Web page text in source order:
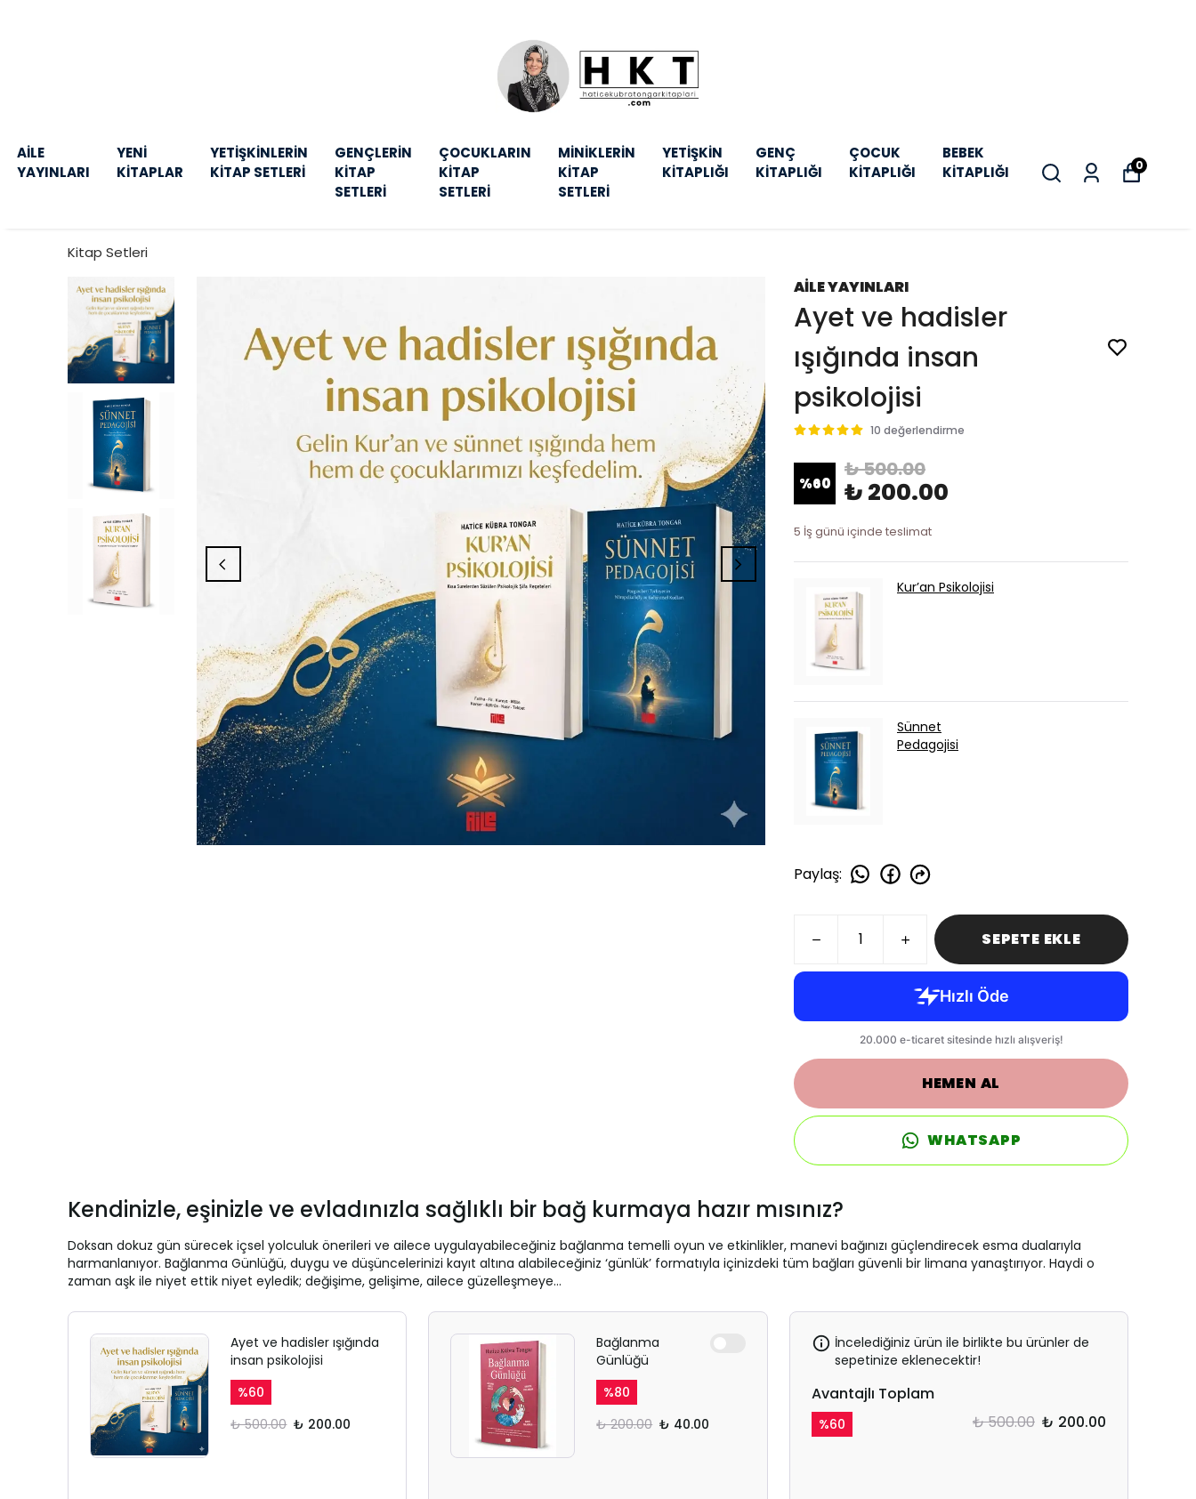
AİLE
YAYINLARI
YENİ
KİTAPLAR
YETİŞKİNLERİN
KİTAP SETLERİ
GENÇLERİN
KİTAP
SETLERİ
ÇOCUKLARIN
KİTAP
SETLERİ
MİNİKLERİN
KİTAP
SETLERİ
YETİŞKİN
KİTAPLIĞI
GENÇ
KİTAPLIĞI
ÇOCUK
KİTAPLIĞI
BEBEK
KİTAPLIĞI
0
Kitap Setleri
AİLE YAYINLARI
Ayet ve hadisler
ışığında insan
psikolojisi
10 değerlendirme
%60
₺ 500.00
₺ 200.00
5 İş günü içinde teslimat
Kur’an Psikolojisi
Sünnet
Pedagojisi
Paylaş:
SEPETE EKLE
HEMEN AL
WHATSAPP
Kendinizle, eşinizle ve evladınızla sağlıklı bir bağ kurmaya hazır mısınız?
Doksan dokuz gün sürecek içsel yolculuk önerileri ve ailece uygulayabileceğiniz bağlanma temelli oyun ve etkinlikler, manevi bağınızı güçlendirecek esma dualarıyla
harmanlanıyor. Bağlanma Günlüğü, duygu ve düşüncelerinizi kayıt altına alabileceğiniz ‘günlük’ formatıyla içinizdeki tüm bağları güvenli bir limana yanaştırıyor. Haydi o
zaman aşk ile niyet ettik niyet eyledik; değişime, gelişime, ailece güzelleşmeye…
Ayet ve hadisler ışığında
insan psikolojisi
%60
₺ 500.00 ₺ 200.00
Bağlanma
Günlüğü
%80
₺ 200.00 ₺ 40.00
İncelediğiniz ürün ile birlikte bu ürünler de
sepetinize eklenecektir!
Avantajlı Toplam
%60 ₺ 500.00 ₺ 200.00